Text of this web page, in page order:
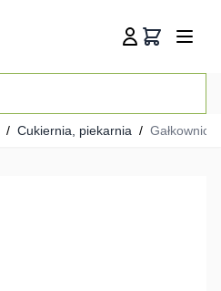
Koszyk
/ Cukiernia, piekarnia /